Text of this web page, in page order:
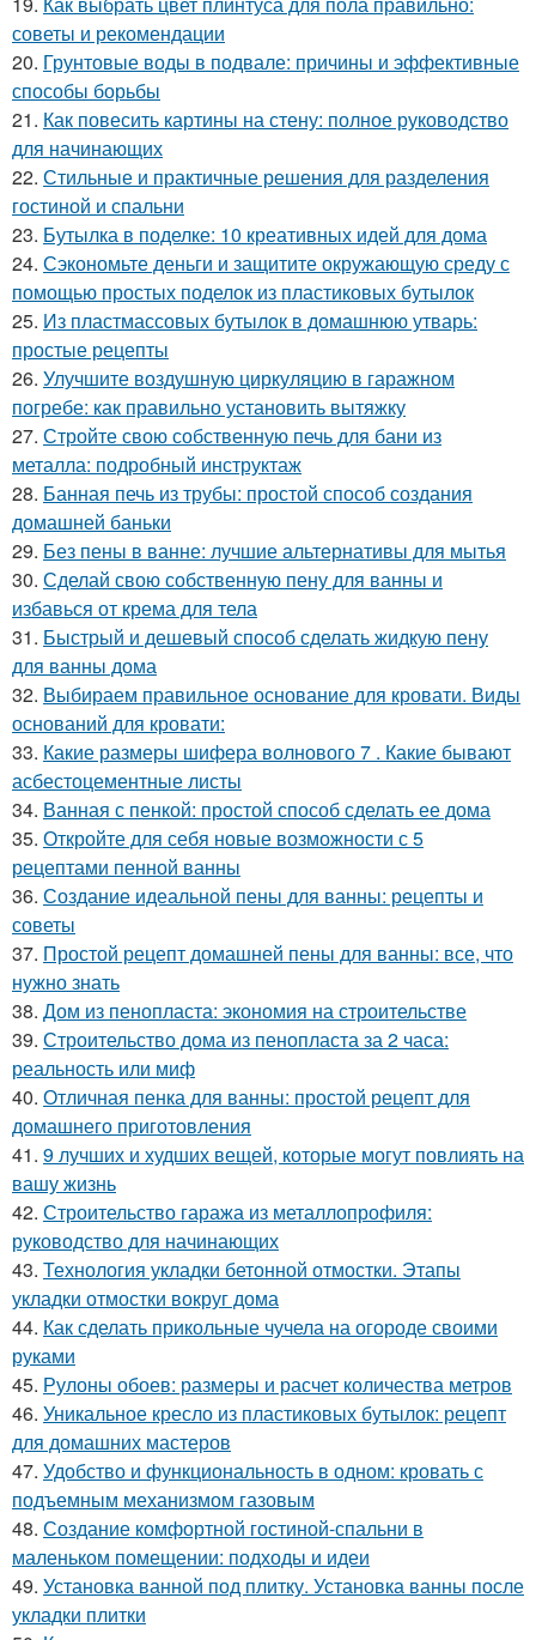
советы и рекомендации
20. Грунтовые воды в подвале: причины и эффективные
способы борьбы
21. Как повесить картины на стену: полное руководство
для начинающих
22. Стильные и практичные решения для разделения
гостиной и спальни
23. Бутылка в поделке: 10 креативных идей для дома
24. Сэкономьте деньги и защитите окружающую среду с
помощью простых поделок из пластиковых бутылок
25. Из пластмассовых бутылок в домашнюю утварь:
простые рецепты
26. Улучшите воздушную циркуляцию в гаражном
погребе: как правильно установить вытяжку
27. Стройте свою собственную печь для бани из
металла: подробный инструктаж
28. Банная печь из трубы: простой способ создания
домашней баньки
29. Без пены в ванне: лучшие альтернативы для мытья
30. Сделай свою собственную пену для ванны и
избавься от крема для тела
31. Быстрый и дешевый способ сделать жидкую пену
для ванны дома
32. Выбираем правильное основание для кровати. Виды
оснований для кровати:
33. Какие размеры шифера волнового 7 . Какие бывают
асбестоцементные листы
34. Ванная с пенкой: простой способ сделать ее дома
35. Откройте для себя новые возможности с 5
рецептами пенной ванны
36. Создание идеальной пены для ванны: рецепты и
советы
37. Простой рецепт домашней пены для ванны: все, что
нужно знать
38. Дом из пенопласта: экономия на строительстве
39. Строительство дома из пенопласта за 2 часа:
реальность или миф
40. Отличная пенка для ванны: простой рецепт для
домашнего приготовления
41. 9 лучших и худших вещей, которые могут повлиять на
вашу жизнь
42. Строительство гаража из металлопрофиля:
руководство для начинающих
43. Технология укладки бетонной отмостки. Этапы
укладки отмостки вокруг дома
44. Как сделать прикольные чучела на огороде своими
руками
45. Рулоны обоев: размеры и расчет количества метров
46. Уникальное кресло из пластиковых бутылок: рецепт
для домашних мастеров
47. Удобство и функциональность в одном: кровать с
подъемным механизмом газовым
48. Создание комфортной гостиной-спальни в
маленьком помещении: подходы и идеи
49. Установка ванной под плитку. Установка ванны после
укладки плитки